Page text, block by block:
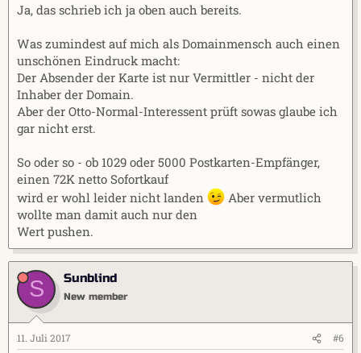
Ja, das schrieb ich ja oben auch bereits.
Was zumindest auf mich als Domainmensch auch einen
unschönen Eindruck macht:
Der Absender der Karte ist nur Vermittler - nicht der
Inhaber der Domain.
Aber der Otto-Normal-Interessent prüft sowas glaube ich
gar nicht erst.
So oder so - ob 1029 oder 5000 Postkarten-Empfänger,
einen 72K netto Sofortkauf
wird er wohl leider nicht landen
Aber vermutlich
wollte man damit auch nur den
Wert pushen.
S Sunblind
New member
11. Juli 2017 #6